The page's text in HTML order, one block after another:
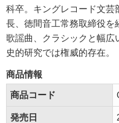
科卒。キングレコード文芸
長、徳間音工常務取締役を
歌謡曲、クラシックと幅広
史的研究では権威的存在。
商品情報
商品コード
発売日